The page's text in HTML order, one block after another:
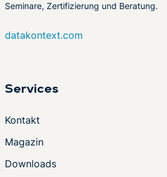
Seminare, Zertifizierung und Beratung.
datakontext.com
Services
Kontakt
Magazin
Downloads